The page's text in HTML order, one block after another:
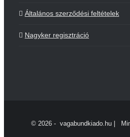
Általános szerződési feltételek
Nagyker regisztráció
© 2026 - vagabundkiado.hu |